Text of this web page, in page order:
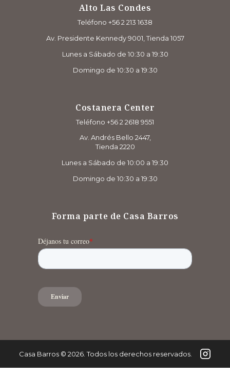
Alto Las Condes
Teléfono +56 2 213 1638
Av. Presidente Kennedy 9001, Tienda 1057
Lunes a Sábado de 10:30 a 19:30
Domingo de 10:30 a 19:30
Costanera Center
Teléfono +56 2 2618 9551
Av. Andrés Bello 2447,
Tienda 2220
Lunes a Sábado de 10:00 a 19:30
Domingo de 10:30 a 19:30
Forma parte de Casa Barros
Casa Barros© 2026. Todos los derechos reservados.